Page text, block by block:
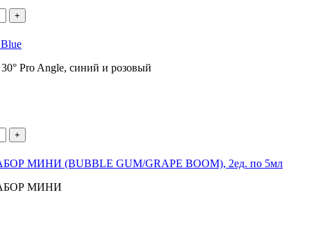
+
Pro Angle, синий и розовый
+
МИНИ (BUBBLE GUM/GRAPE BOOM), 2ед. по 5мл
МИНИ